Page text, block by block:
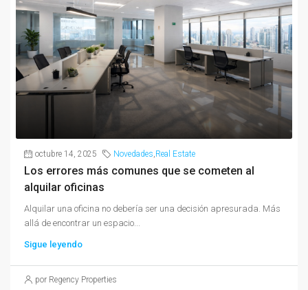
octubre 14, 2025 Novedades,Real Estate
Los errores más comunes que se cometen al
alquilar oficinas
Alquilar una oficina no debería ser una decisión apresurada. Más
allá de encontrar un espacio...
Sigue leyendo
por Regency Properties